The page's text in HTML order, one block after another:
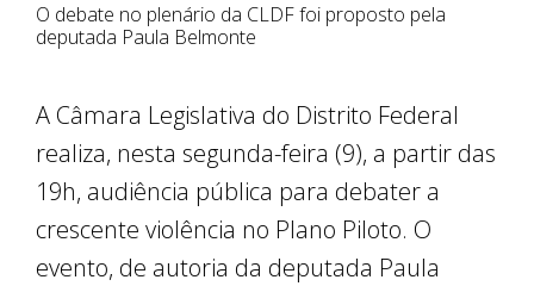
O debate no plenário da CLDF foi proposto pela
deputada Paula Belmonte
A Câmara Legislativa do Distrito Federal
realiza, nesta segunda-feira (9), a partir das
19h, audiência pública para debater a
crescente violência no Plano Piloto. O
evento, de autoria da deputada Paula